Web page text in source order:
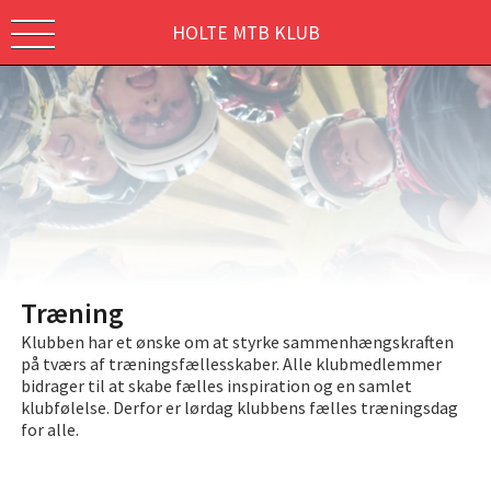
HOLTE MTB KLUB
Træning
Klubben har et ønske om at styrke sammenhængskraften
på tværs af træningsfællesskaber. Alle klubmedlemmer
bidrager til at skabe fælles inspiration og en samlet
klubfølelse. Derfor er lørdag klubbens fælles træningsdag
for alle.